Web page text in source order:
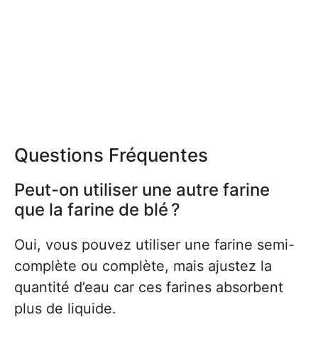
Questions Fréquentes
Peut-on utiliser une autre farine
que la farine de blé ?
Oui, vous pouvez utiliser une farine semi-
complète ou complète, mais ajustez la
quantité d’eau car ces farines absorbent
plus de liquide.